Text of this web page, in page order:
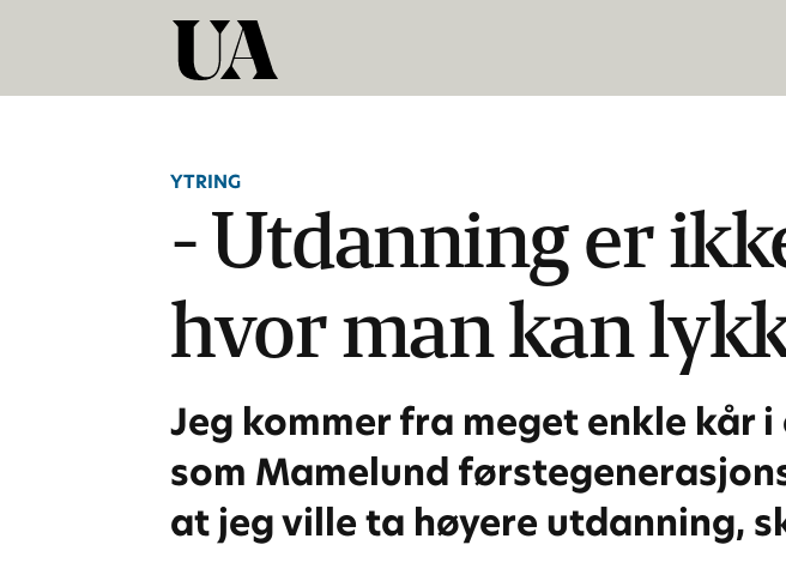
YTRING
- Utdanning er
hvor man kan
Jeg kommer fra meget enkle kår
som Mamelund
at jeg ville ta høyere utdanning,